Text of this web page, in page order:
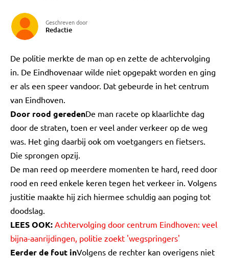
Geschreven door
Redactie
De politie merkte de man op en zette de achtervolging
in. De Eindhovenaar wilde niet opgepakt worden en ging
er als een speer vandoor. Dat gebeurde in het centrum
van Eindhoven.
Door rood geredenDe man racete op klaarlichte dag
door de straten, toen er veel ander verkeer op de weg
was. Het ging daarbij ook om voetgangers en fietsers.
Die sprongen opzij.
De man reed op meerdere momenten te hard, reed door
rood en reed enkele keren tegen het verkeer in. Volgens
justitie maakte hij zich hiermee schuldig aan poging tot
doodslag.
LEES OOK: Achtervolging door centrum Eindhoven: veel
bijna-aanrijdingen, politie zoekt 'wegspringers'
Eerder de fout inVolgens de rechter kan overigens niet